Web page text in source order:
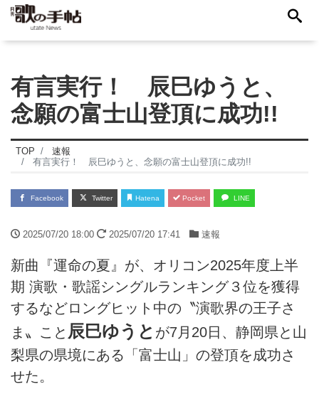
有言実行！ 辰巳ゆうと、
念願の富士山登頂に成功!!
TOP
速報
有言実行！ 辰巳ゆうと、念願の富士山登頂に成功!!
Facebook Twitter Hatena Pocket LINE
2025/07/20 18:00 2025/07/20 17:41 速報
新曲『運命の夏』が、オリコン2025年度上半
期 演歌・歌謡シングルランキング３位を獲得
するなどロングヒット中の〝演歌界の王子さ
ま〟こと 辰巳ゆうと が7月20日、静岡県と山
梨県の県境にある「富士山」の登頂を成功さ
せた。